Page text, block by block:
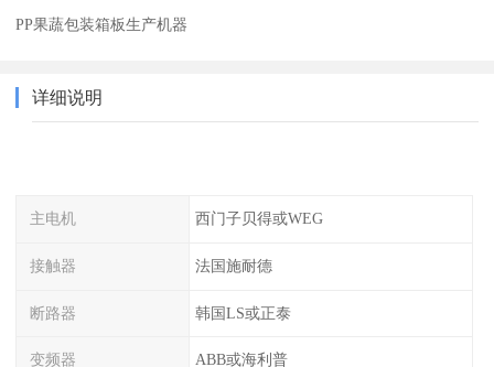
PP果蔬包装箱板生产机器
详细说明
主电机 西门子贝得或WEG
接触器 法国施耐德
断路器 韩国LS或正泰
变频器 ABB或海利普